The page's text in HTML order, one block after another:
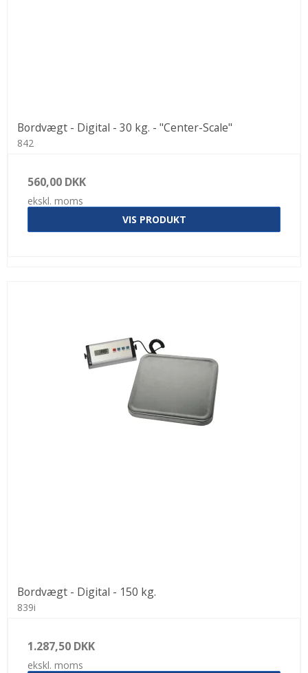
Bordvægt - Digital - 30 kg. - "Center-Scale"
842
560,00 DKK
ekskl. moms
VIS PRODUKT
Bordvægt - Digital - 150 kg.
839i
1.287,50 DKK
ekskl. moms